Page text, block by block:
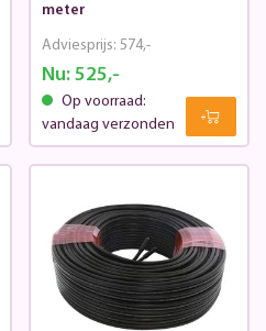
meter
Nu: 525,-
Adviesprijs: 574,-
Op voorraad:
vandaag verzonden